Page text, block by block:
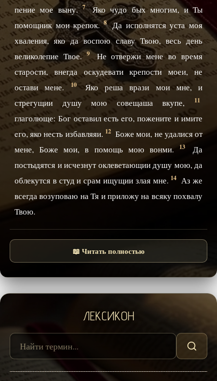
пение мое выну.7 Яко чудо бых многим, и Ты
помощник мои крепок.8 Да исполнятся уста моя
хваления, яко да воспою славу Твою, весь день
великолепие Твое.9 Не отвержи мене во время
старости, внегда оскудевати крепости моеи, не
остави мене. 10 Яко реша врази мои мне, и
стрегущии душу мою совещаша вкупе,
11
глаголюще: Бог оставил есть eго, пожените и имите
eго, яко несть избавляяи. 12 Боже мои, не удалися от
мене, Боже мои, в помощь мою вонми.
13
Да
постыдятся и исчезнут оклеветающии душу мою, да
облекутся в студ и срам ищущии злая мне. 14 Аз же
всегда возуповаю на Тя и приложу на всяку похвалу
Твою.
📖 Читать полностью
ЛЕКСИКОН